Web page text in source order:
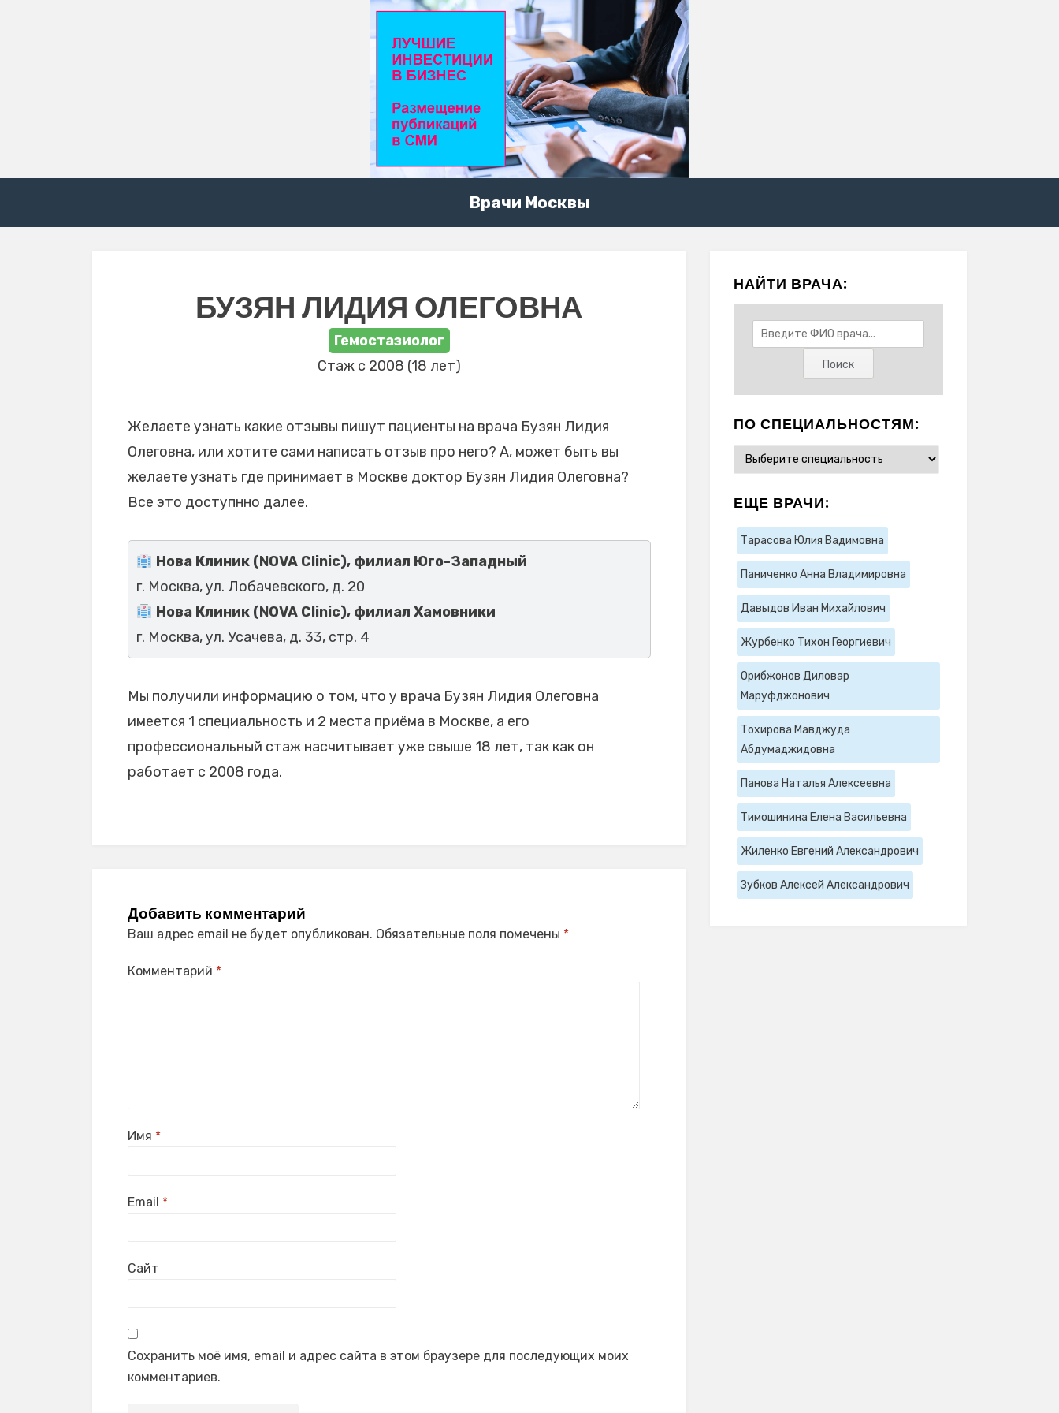
Врачи Москвы
БУЗЯН ЛИДИЯ ОЛЕГОВНА
Гемостазиолог
Стаж с 2008 (18 лет)
Желаете узнать какие отзывы пишут пациенты на врача Бузян Лидия
Олеговна, или хотите сами написать отзыв про него? А, может быть вы
желаете узнать где принимает в Москве доктор Бузян Лидия Олеговна?
Все это доступнно далее.
Нова Клиник (NOVA Clinic), филиал Юго-Западный
г. Москва, ул. Лобачевского, д. 20
Нова Клиник (NOVA Clinic), филиал Хамовники
г. Москва, ул. Усачева, д. 33, стр. 4
Мы получили информацию о том, что у врача Бузян Лидия Олеговна
имеется 1 специальность и 2 места приёма в Москве, а его
профессиональный стаж насчитывает уже свыше 18 лет, так как он
работает с 2008 года.
Добавить комментарий
Ваш адрес email не будет опубликован. Обязательные поля помечены *
Комментарий *
Имя *
Email *
Сайт
Сохранить моё имя, email и адрес сайта в этом браузере для последующих моих
комментариев.
НАЙТИ ВРАЧА:
ПО СПЕЦИАЛЬНОСТЯМ:
ЕЩЕ ВРАЧИ:
Тарасова Юлия Вадимовна
Паниченко Анна Владимировна
Давыдов Иван Михайлович
Журбенко Тихон Георгиевич
Орибжонов Диловар
Маруфджонович
Тохирова Мавджуда
Абдумаджидовна
Панова Наталья Алексеевна
Тимошинина Елена Васильевна
Жиленко Евгений Александрович
Зубков Алексей Александрович